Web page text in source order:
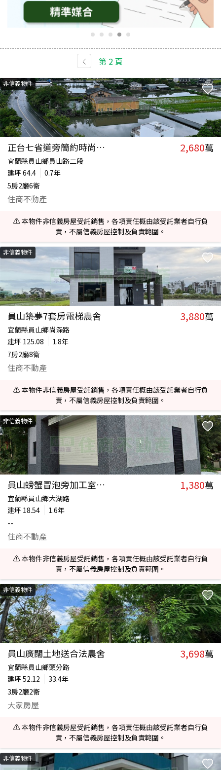
第 2頁
非信義物件
正台七省道旁簡約時尚全新農舍 2,680萬
宜蘭縣員山鄉員山路二段
建坪 64.4
0.7年
5房2廳6衛
住商不動產
⚠️ 本物件非信義房屋受託銷售，各項責任概由該受託業者自行負
責，不屬信義房屋控制及負責範圍。
非信義物件
員山築夢7套房電梯農舍 3,880萬
宜蘭縣員山鄉尚深路
建坪 125.08
1.8年
7房2廳8衛
住商不動產
⚠️ 本物件非信義房屋受託銷售，各項責任概由該受託業者自行負
責，不屬信義房屋控制及負責範圍。
非信義物件
員山螃蟹冒泡旁加工室D031 1,380萬
宜蘭縣員山鄉大湖路
建坪 18.54
1.6年
--
住商不動產
⚠️ 本物件非信義房屋受託銷售，各項責任概由該受託業者自行負
責，不屬信義房屋控制及負責範圍。
非信義物件
員山廣闊土地送合法農舍 3,698萬
宜蘭縣員山鄉頭分路
建坪 52.12
33.4年
3房2廳2衛
大家房屋
⚠️ 本物件非信義房屋受託銷售，各項責任概由該受託業者自行負
責，不屬信義房屋控制及負責範圍。
非信義物件